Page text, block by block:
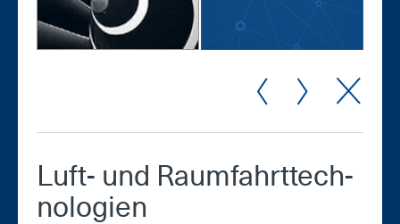
Luft- und Raum­fahrt­tech­
no­lo­gi­en